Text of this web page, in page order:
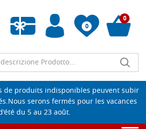
0
de souhaits vide
0
de produits indisponibles peuvent subir
serons fermés pour les vacances
du 5 au 23 août.